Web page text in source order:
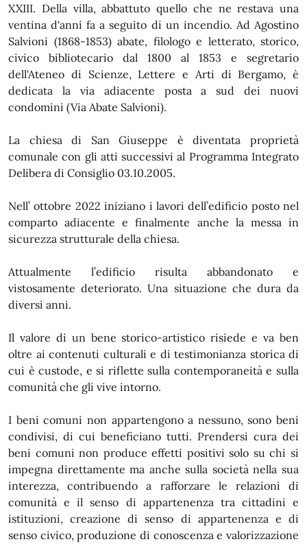
XXIII. Della villa, abbattuto quello che ne restava una
ventina d'anni fa a seguito di un incendio. Ad Agostino
Salvioni (1868-1853) abate, filologo e letterato, storico,
civico bibliotecario dal 1800 al 1853 e segretario
dell'Ateneo di Scienze, Lettere e Arti di Bergamo, è
dedicata la via adiacente posta a sud dei nuovi
condomini (Via Abate Salvioni).
La chiesa di San Giuseppe è diventata proprietà
comunale con gli atti successivi al Programma Integrato
Delibera di Consiglio 03.10.2005.
Nell’ ottobre 2022 iniziano i lavori dell’edificio posto nel
comparto adiacente e finalmente anche la messa in
sicurezza strutturale della chiesa.
Attualmente l’edificio risulta abbandonato e
vistosamente deteriorato. Una situazione che dura da
diversi anni.
Il valore di un bene storico-artistico risiede e va ben
oltre ai contenuti culturali e di testimonianza storica di
cui è custode, e si riflette sulla contemporaneità e sulla
comunità che gli vive intorno.
I beni comuni non appartengono a nessuno, sono beni
condivisi, di cui beneficiano tutti. Prendersi cura dei
beni comuni non produce effetti positivi solo su chi si
impegna direttamente ma anche sulla società nella sua
interezza, contribuendo a rafforzare le relazioni di
comunità e il senso di appartenenza tra cittadini e
istituzioni, creazione di senso di appartenenza e di
senso civico, produzione di conoscenza e valorizzazione